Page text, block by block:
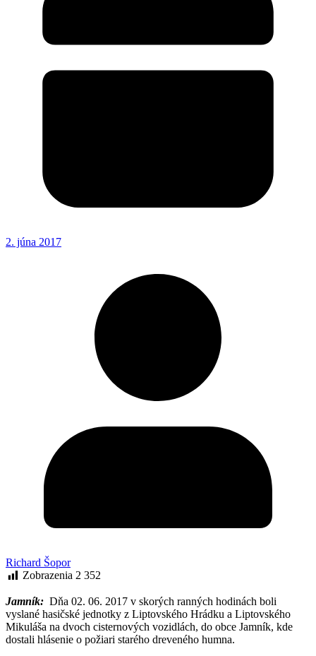
2. júna 2017
Richard Šopor
Zobrazenia 2 352
Jamník: Dňa 02. 06. 2017 v skorých ranných hodinách boli
vyslané hasičské jednotky z Liptovského Hrádku a Liptovského
Mikuláša na dvoch cisternových vozidlách, do obce Jamník, kde
dostali hlásenie o požiari starého dreveného humna.